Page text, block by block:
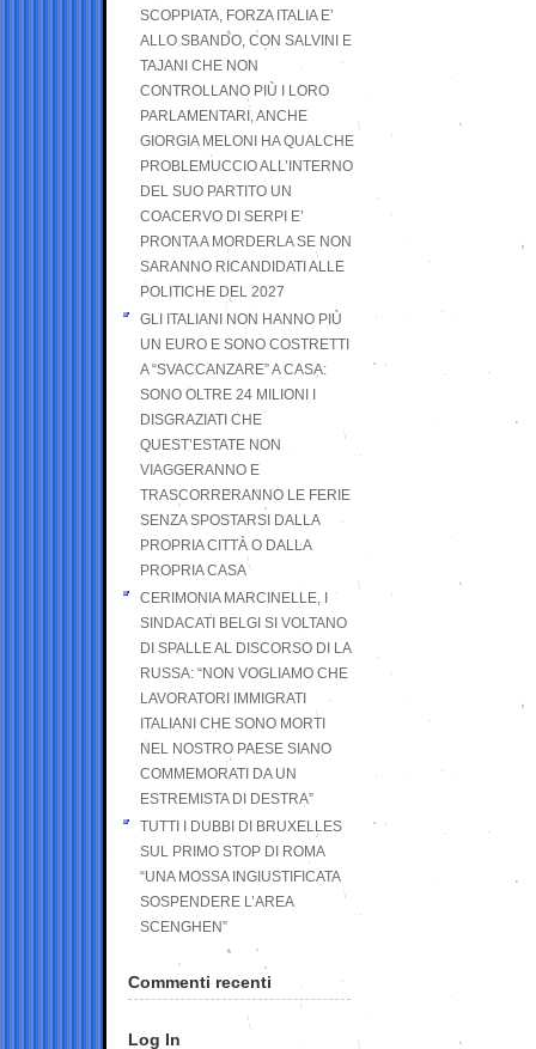
SCOPPIATA, FORZA ITALIA E’
ALLO SBANDO, CON SALVINI E
TAJANI CHE NON
CONTROLLANO PIÙ I LORO
PARLAMENTARI, ANCHE
GIORGIA MELONI HA QUALCHE
PROBLEMUCCIO ALL’INTERNO
DEL SUO PARTITO UN
COACERVO DI SERPI E’
PRONTA A MORDERLA SE NON
SARANNO RICANDIDATI ALLE
POLITICHE DEL 2027
GLI ITALIANI NON HANNO PIÙ
UN EURO E SONO COSTRETTI
A “SVACCANZARE” A CASA:
SONO OLTRE 24 MILIONI I
DISGRAZIATI CHE
QUEST’ESTATE NON
VIAGGERANNO E
TRASCORRERANNO LE FERIE
SENZA SPOSTARSI DALLA
PROPRIA CITTÀ O DALLA
PROPRIA CASA
CERIMONIA MARCINELLE, I
SINDACATI BELGI SI VOLTANO
DI SPALLE AL DISCORSO DI LA
RUSSA: “NON VOGLIAMO CHE
LAVORATORI IMMIGRATI
ITALIANI CHE SONO MORTI
NEL NOSTRO PAESE SIANO
COMMEMORATI DA UN
ESTREMISTA DI DESTRA”
TUTTI I DUBBI DI BRUXELLES
SUL PRIMO STOP DI ROMA
“UNA MOSSA INGIUSTIFICATA
SOSPENDERE L’AREA
SCENGHEN”
Commenti recenti
Log In